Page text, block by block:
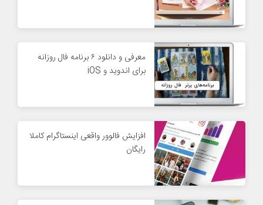
معرفی و دانلود ۶ برنامه فال روزانه
برای اندوید و iOS
افزایش فالوور واقعی اینستاگرام کاملا
رایگان